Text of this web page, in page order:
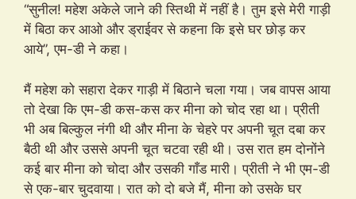
“सुनील! महेश अकेले जाने की स्तिथी में नहीं है। तुम इसे मेरी गाड़ी
में बिठा कर आओ और ड्राईवर से कहना कि इसे घर छोड़ कर
आये”, एम-डी ने कहा।
मैं महेश को सहारा देकर गाड़ी में बिठाने चला गया। जब वापस आया
तो देखा कि एम-डी कस-कस कर मीना को चोद रहा था। प्रीती
भी अब बिल्कुल नंगी थी और मीना के चेहरे पर अपनी चूत दबा कर
बैठी थी और उससे अपनी चूत चटवा रही थी। उस रात हम दोनोंने
कई बार मीना को चोदा और उसकी गाँड मारी। प्रीती ने भी एम-डी
से एक-बार चुदवाया। रात को दो बजे मैं, मीना को उसके घर